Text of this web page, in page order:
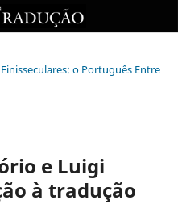
o Português Entre
e Luigi
à tradução